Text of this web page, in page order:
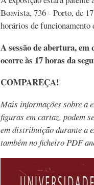
Boavista, 736 - Porto, de
horários de funcionamento
A sessão de abertura,
ocorre às 17 horas da
COMPAREÇA!
Mais informações sobre a
figuras em cartaz, podem
em distribuição durante a
também no ficheiro PDF